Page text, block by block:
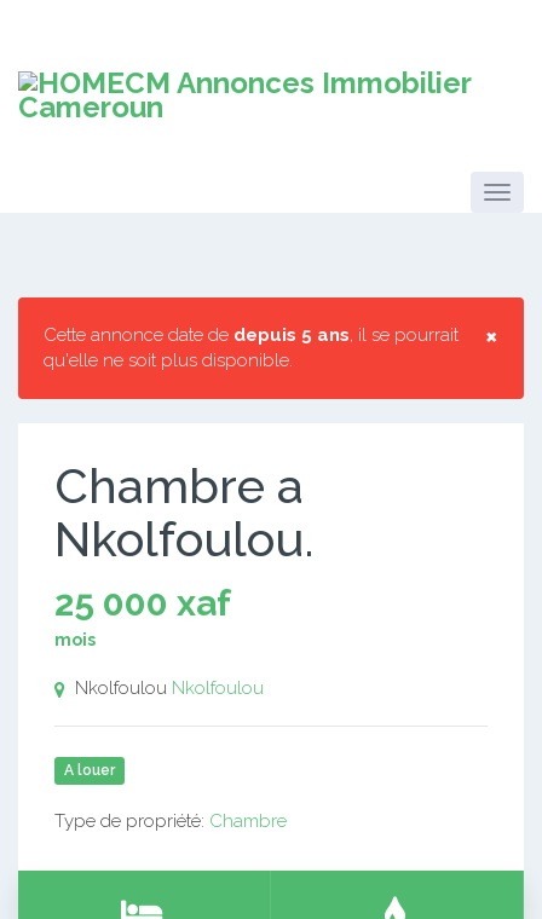
×
Cette annonce date de depuis 5 ans, il se pourrait
qu'elle ne soit plus disponible.
Chambre a
Nkolfoulou.
25 000 xaf
mois
Nkolfoulou Nkolfoulou
A louer
Type de propriété: Chambre